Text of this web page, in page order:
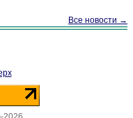
Все новости →